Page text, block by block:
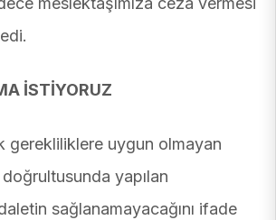
İSTİYORUZ
gerekliliklere uygun olmayan
yapılan
sağlanamayacağını ifade